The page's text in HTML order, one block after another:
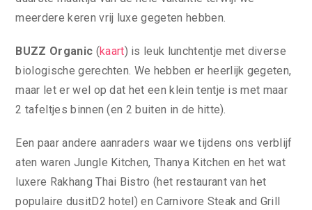
meerdere keren vrij luxe gegeten hebben.
BUZZ Organic (kaart) is leuk lunchtentje met diverse
biologische gerechten. We hebben er heerlijk gegeten,
maar let er wel op dat het een klein tentje is met maar
2 tafeltjes binnen (en 2 buiten in de hitte).
Een paar andere aanraders waar we tijdens ons verblijf
aten waren Jungle Kitchen, Thanya Kitchen en het wat
luxere Rakhang Thai Bistro (het restaurant van het
populaire dusitD2 hotel) en Carnivore Steak and Grill